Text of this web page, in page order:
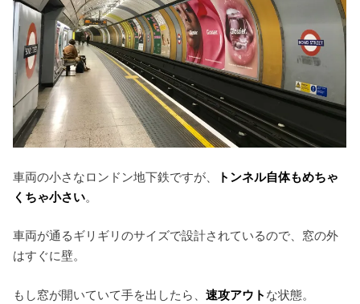
車両の小さなロンドン地下鉄ですが、
トンネル自体もめちゃ
くちゃ小さい。
車両が通るギリギリのサイズで設計されているので、窓の外
はすぐに壁。
もし窓が開いていて手を出したら、速攻アウト な状態。